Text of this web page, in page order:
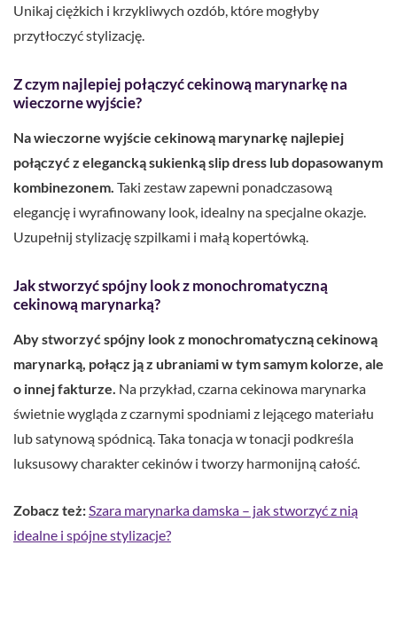
Unikaj ciężkich i krzykliwych ozdób, które mogłyby
przytłoczyć stylizację.
Z czym najlepiej połączyć cekinową marynarkę na
wieczorne wyjście?
Na wieczorne wyjście cekinową marynarkę najlepiej
połączyć z elegancką sukienką slip dress lub dopasowanym
kombinezonem. Taki zestaw zapewni ponadczasową
elegancję i wyrafinowany look, idealny na specjalne okazje.
Uzupełnij stylizację szpilkami i małą kopertówką.
Jak stworzyć spójny look z monochromatyczną
cekinową marynarką?
Aby stworzyć spójny look z monochromatyczną cekinową
marynarką, połącz ją z ubraniami w tym samym kolorze, ale
o innej fakturze. Na przykład, czarna cekinowa marynarka
świetnie wygląda z czarnymi spodniami z lejącego materiału
lub satynową spódnicą. Taka tonacja w tonacji podkreśla
luksusowy charakter cekinów i tworzy harmonijną całość.
Zobacz też: Szara marynarka damska – jak stworzyć z nią
idealne i spójne stylizacje?